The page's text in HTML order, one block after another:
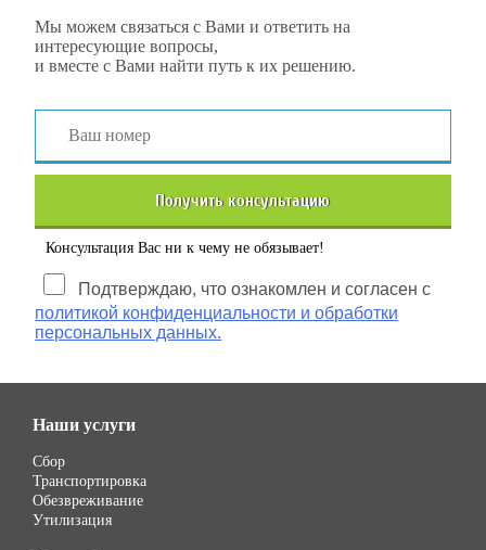
Мы можем связаться с Вами и ответить на
интересующие вопросы,
и вместе с Вами найти путь к их решению.
Получить консультацию
Консультация Вас ни к чему не обязывает!
Подтверждаю, что ознакомлен и согласен с
политикой конфиденциальности и обработки
персональных данных.
Наши услуги
Сбор
Транспортировка
Обезвреживание
Утилизация